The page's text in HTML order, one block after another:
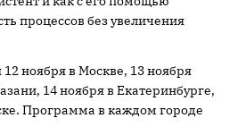
процессов без увеличения
ноября в Москве, 13 ноября
14 ноября в Екатеринбурге,
Программа в каждом городе